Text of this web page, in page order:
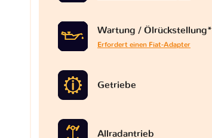
Wartung / Ölrückstellung*
Erfordert einen Fiat-Adapter
Getriebe
Allradantrieb